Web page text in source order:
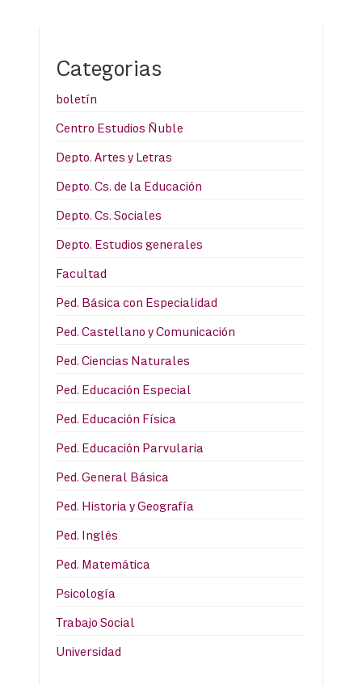
Categorias
boletín
Centro Estudios Ñuble
Depto. Artes y Letras
Depto. Cs. de la Educación
Depto. Cs. Sociales
Depto. Estudios generales
Facultad
Ped. Básica con Especialidad
Ped. Castellano y Comunicación
Ped. Ciencias Naturales
Ped. Educación Especial
Ped. Educación Física
Ped. Educación Parvularia
Ped. General Básica
Ped. Historia y Geografía
Ped. Inglés
Ped. Matemática
Psicología
Trabajo Social
Universidad